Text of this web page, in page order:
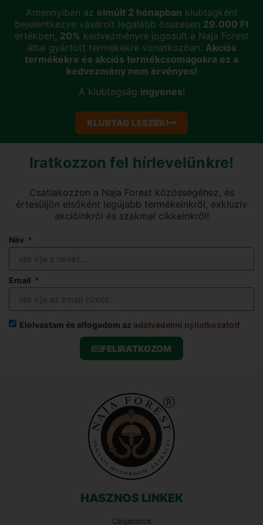
Amennyiben az elmúlt 2 hónapban klubtagként
bejelentkezve vásárolt legalább összesen 29.000 Ft
értékben, 20% kedvezményre jogosult a Naja Forest
által gyártott termékekre vonatkozóan. Akciós
termékekre és akciós termékcsomagokra ez a
kedvezmény nem érvényes!
A klubtagság ingyenes!
KLUBTAG LESZEK!
Iratkozzon fel hírlevelünkre!
Csatlakozzon a Naja Forest közösségéhez, és
értesüljön elsőként legújabb termékeinkről, exkluzív
akcióinkról és szakmai cikkeinkről!
Név
Email
Elolvastam és elfogadom az adatvédelmi nyilatkozatot!
FELIRATKOZOM
HASZNOS LINKEK
Cégadatok